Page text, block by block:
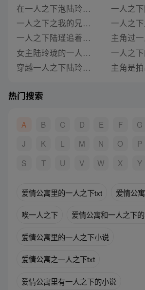
在一人之下泡陆玲珑的小说
一人之下之我的兄弟叫顺溜小说在线阅读
一人之下陆瑾追着老天师跑的小说
女主陆玲珑的一人之下小说
穿越一人之下陆玲珑的好奇小说
热门搜索
A B C D E F G
J
K L M N O P
S
T U V W X Y
爱情公寓里的一人之下txt 爱情公
唉一人之下 爱情公寓和一人之下
爱情公寓里的一人之下小说
爱情公寓之一人之下txt
爱情公寓里有一人之下的小说